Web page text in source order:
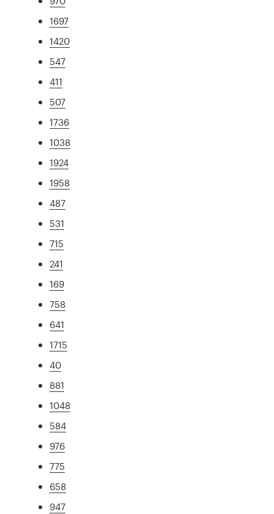
1697
1420
547
411
507
1736
1038
1924
1958
487
531
715
241
169
758
641
1715
40
881
1048
584
976
775
658
947